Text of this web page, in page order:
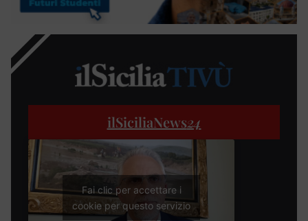
ilSiciliaNews24
Fai clic per accettare i
cookie per questo servizio